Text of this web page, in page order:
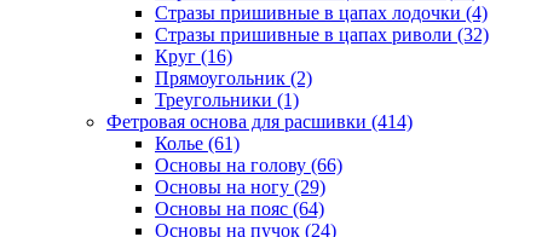
Стразы пришивные в цапах лодочки (4)
Стразы пришивные в цапах риволи (32)
Круг (16)
Прямоугольник (2)
Треугольники (1)
Фетровая основа для расшивки (414)
Колье (61)
Основы на голову (66)
Основы на ногу (29)
Основы на пояс (64)
Основы на пучок (24)